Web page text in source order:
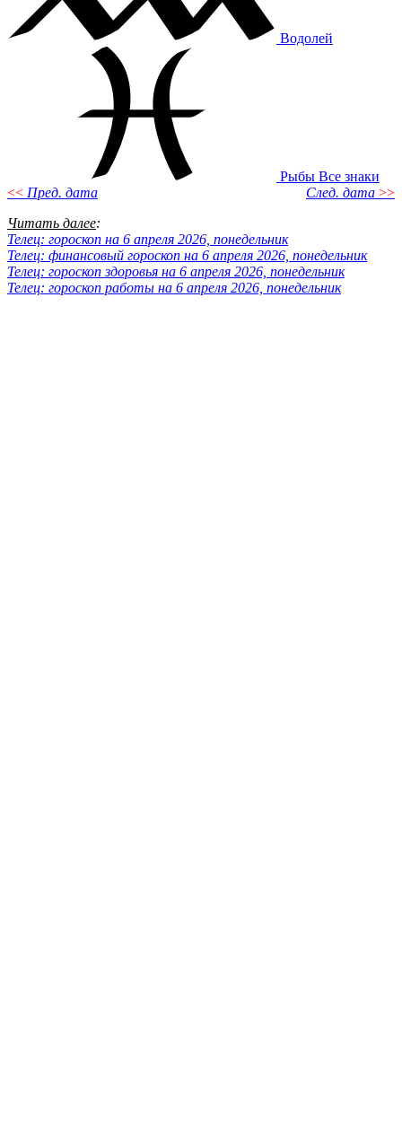
Водолей
Рыбы Все знаки
<< Пред. дата След. дата >>
Читать далее:
Телец: гороскоп на 6 апреля 2026, понедельник
Телец: финансовый гороскоп на 6 апреля 2026, понедельник
Телец: гороскоп здоровья на 6 апреля 2026, понедельник
Телец: гороскоп работы на 6 апреля 2026, понедельник